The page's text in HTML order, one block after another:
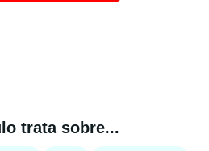
trata sobre...